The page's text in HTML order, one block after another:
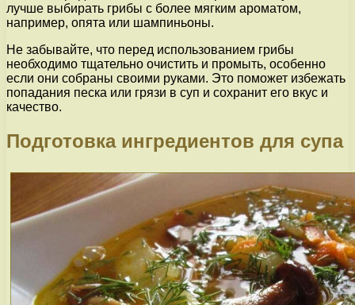
лучше выбирать грибы с более мягким ароматом,
например, опята или шампиньоны.
Не забывайте, что перед использованием грибы
необходимо тщательно очистить и промыть, особенно
если они собраны своими руками. Это поможет избежать
попадания песка или грязи в суп и сохранит его вкус и
качество.
Подготовка ингредиентов для супа